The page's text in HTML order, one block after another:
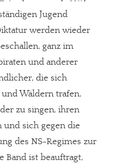
Jugend
werden wieder
ganz im
und anderer
die sich
Wäldern trafen,
zu singen, ihren
und sich gegen die
des NS-Regimes zur
Band ist beauftragt,